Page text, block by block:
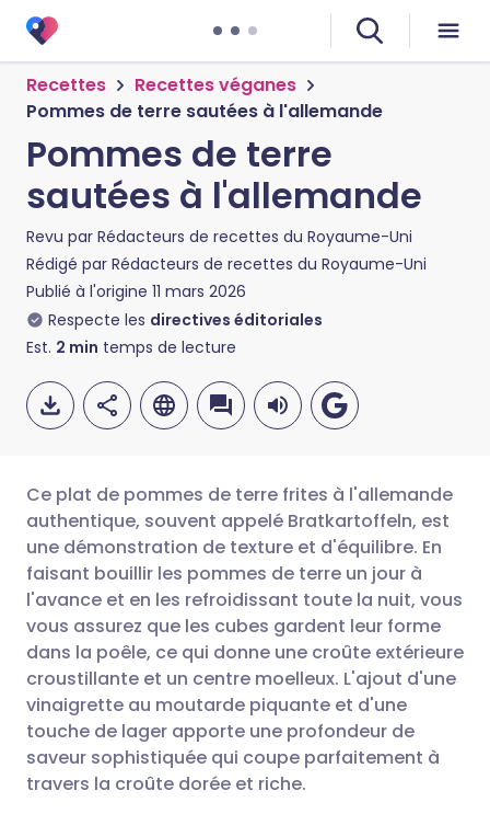
Recettes
Recettes véganes
Pommes de terre sautées à l'allemande
Pommes de terre
sautées à l'allemande
Revu par Rédacteurs de recettes du Royaume-Uni
Rédigé par Rédacteurs de recettes du Royaume-Uni
Publié à l'origine 11 mars 2026
Respecte les directives éditoriales
Est. 2 min temps de lecture
Partager par email
Partager sur Facebook
Partager via LinkedIn
Partager via X
🇬🇧 English 🇩🇪 Deutsch
🇪🇸 Español 🇫🇷 Français
🇮🇹 Italiano 🇵🇹
🇮🇳 हिन्दी 🇮🇱 עברית
Ce plat de pommes de terre frites à l'allemande
authentique, souvent appelé Bratkartoffeln, est
une démonstration de texture et d'équilibre. En
faisant bouillir les pommes de terre un jour à
l'avance et en les refroidissant toute la nuit, vous
vous assurez que les cubes gardent leur forme
dans la poêle, ce qui donne une croûte extérieure
croustillante et un centre moelleux. L'ajout d'une
vinaigrette au moutarde piquante et d'une
touche de lager apporte une profondeur de
saveur sophistiquée qui coupe parfaitement à
travers la croûte dorée et riche.